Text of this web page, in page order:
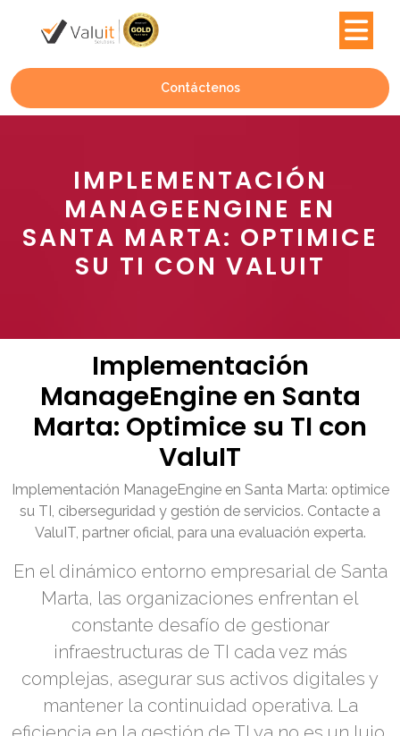
Contáctenos
IMPLEMENTACIÓN
MANAGEENGINE EN
SANTA MARTA: OPTIMICE
SU TI CON VALUIT
Implementación
ManageEngine en Santa
Marta: Optimice su TI con
ValuIT
Implementación ManageEngine en Santa Marta: optimice
su TI, ciberseguridad y gestión de servicios. Contacte a
ValuIT, partner oficial, para una evaluación experta.
En el dinámico entorno empresarial de Santa
Marta, las organizaciones enfrentan el
constante desafío de gestionar
infraestructuras de TI cada vez más
complejas, asegurar sus activos digitales y
mantener la continuidad operativa. La